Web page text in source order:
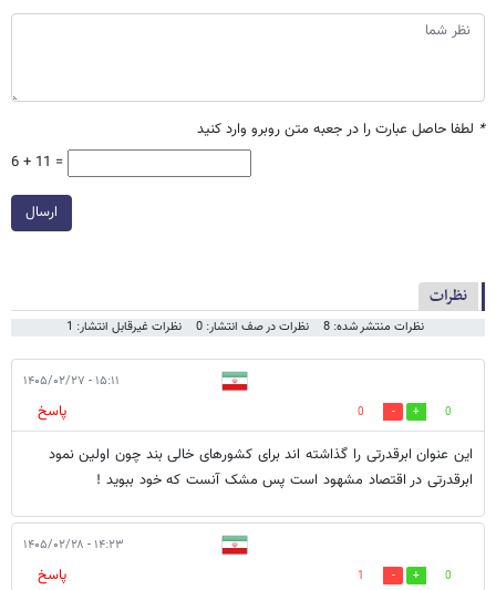
* لطفا حاصل عبارت را در جعبه متن روبرو وارد کنید
6 + 11 =
ارسال
نظرات
نظرات منتشر شده: 8 نظرات در صف انتشار: 0 نظرات غیرقابل انتشار: 1
۱۵:۱۱ - ۱۴۰۵/۰۲/۲۷
0
0
پاسخ
این عنوان ابرقدرتی را گذاشته اند برای کشورهای خالی بند چون اولین نمود
ابرقدرتی در اقتصاد مشهود است پس مشک آنست که خود ببوید !
۱۴:۲۳ - ۱۴۰۵/۰۲/۲۸
0
1 پاسخ